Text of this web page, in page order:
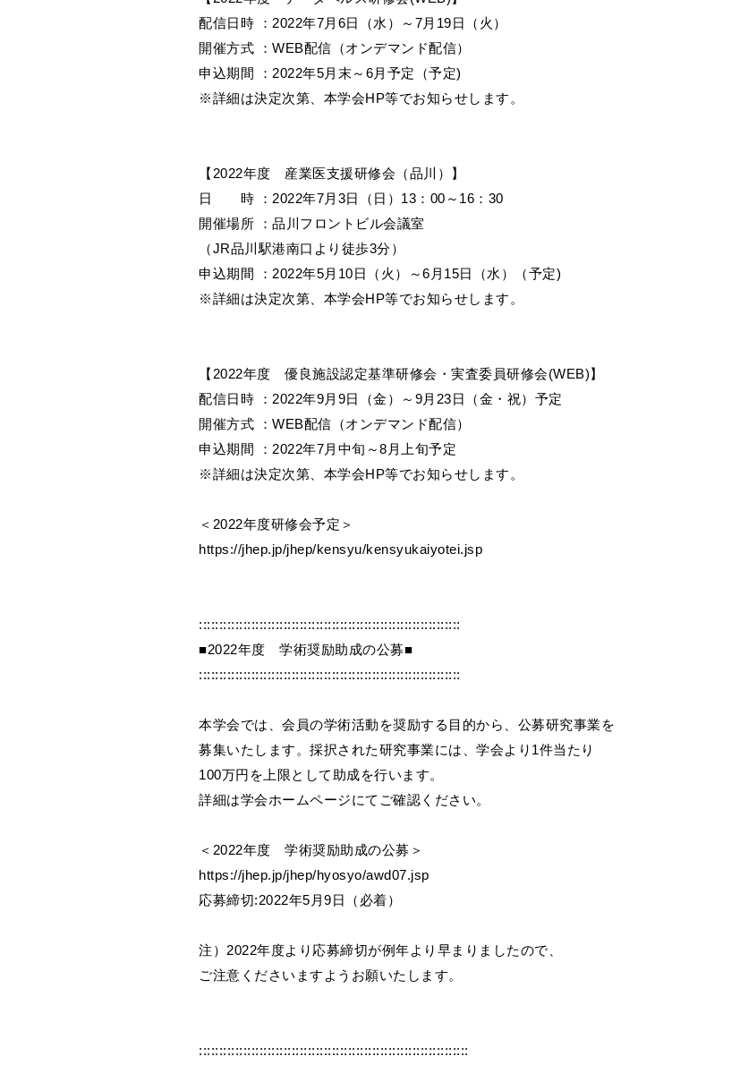
配信日時 ：2022年7月6日（水）～7月19日（火）
開催方式 ：WEB配信（オンデマンド配信）
申込期間 ：2022年5月末～6月予定（予定)
※詳細は決定次第、本学会HP等でお知らせします。
【2022年度 産業医支援研修会（品川）】
日 時 ：2022年7月3日（日）13：00～16：30
開催場所 ：品川フロントビル会議室
（JR品川駅港南口より徒歩3分）
申込期間 ：2022年5月10日（火）～6月15日（水）（予定)
※詳細は決定次第、本学会HP等でお知らせします。
【2022年度 優良施設認定基準研修会・実査委員研修会(WEB)】
配信日時 ：2022年9月9日（金）～9月23日（金・祝）予定
開催方式 ：WEB配信（オンデマンド配信）
申込期間 ：2022年7月中旬～8月上旬予定
※詳細は決定次第、本学会HP等でお知らせします。
＜2022年度研修会予定＞
https://jhep.jp/jhep/kensyu/kensyukaiyotei.jsp
:::::::::::::::::::::::::::::::::::::::::::::::::::::::::::::::::
■2022年度 学術奨励助成の公募■
:::::::::::::::::::::::::::::::::::::::::::::::::::::::::::::::::
本学会では、会員の学術活動を奨励する目的から、公募研究事業を
募集いたします。採択された研究事業には、学会より1件当たり
100万円を上限として助成を行います。
詳細は学会ホームページにてご確認ください。
＜2022年度 学術奨励助成の公募＞
https://jhep.jp/jhep/hyosyo/awd07.jsp
応募締切:2022年5月9日（必着）
注）2022年度より応募締切が例年より早まりましたので、
ご注意くださいますようお願いたします。
:::::::::::::::::::::::::::::::::::::::::::::::::::::::::::::::::::